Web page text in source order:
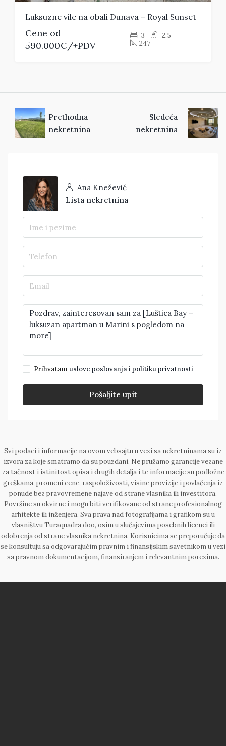
Luksuzne vile na obali Dunava – Royal Sunset
Cene od
590.000€/+PDV
3
2.5
247
Prethodna
nekretnina
Sledeća
nekretnina
Ana Knežević
Lista nekretnina
Prihvatamuslove poslovanja i politiku privatnosti
Pošaljite upit
Svi podaci i informacije na ovom vebsajtu u vezi sa nekretninama su iz
izvora za koje smatramo da su pouzdani. Ne pružamo garancije vezane
za tačnost i istinitost opisa i drugih detalja i te informacije su podložne
greškama, promeni cene, raspoloživosti, visine provizije i povlačenja iz
ponude bez pravovremene najave od strane vlasnika ili investitora.
Površine su okvirne i mogu biti verifikovane od strane profesionalnog
arhitekte ili inženjera. Sva prava nad fotografijama i grafikom su u
vlasništvu Turaquadra doo, osim u slučajevima posebnih licenci ili
odobrenja od strane vlasnika nekretnina. Korisnicima se preporučuje da
se konsultuju sa odgovarajućim pravnim i finansijskim savetnikom u vezi
sa pravnom dokumentacijom, finansiranjem i relevantnim porezima.